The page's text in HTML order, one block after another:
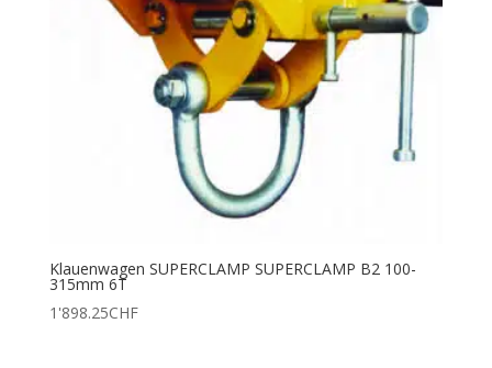
Klauenwagen SUPERCLAMP SUPERCLAMP B2 100-
315mm 6T
1'898.25CHF